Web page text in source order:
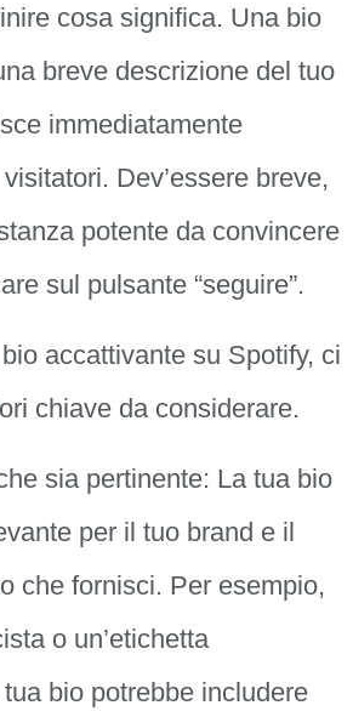
cosa significa. Una bio
breve descrizione del tuo
immediatamente
Dev’essere breve,
potente da convincere
sul pulsante “seguire”.
accattivante su Spotify, ci
chiave da considerare.
sia pertinente: La tua bio
per il tuo brand e il
che fornisci. Per esempio,
o un’etichetta
bio potrebbe includere